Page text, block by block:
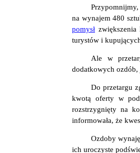
na wynajem 480
pomysł
turystów i
Ale w
dodatkowych ozdób,
Do przetargu
kwotą oferty w
rozstrzygnięty na
informowała, że
Ozdoby
ich uroczyste